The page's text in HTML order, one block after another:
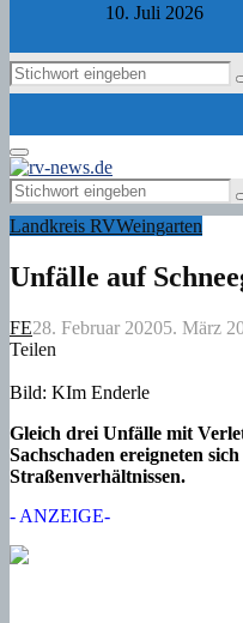
10. Juli 2026
Search
Primary
Menu
Search
for:
Landkreis RVWeingarten
Unfälle auf
FE28. Februar 20205. März
Teilen
Bild: KIm Enderle
Gleich drei Unfälle mit
Sachschaden ereigneten
Straßenverhältnissen.
- ANZEIGE-